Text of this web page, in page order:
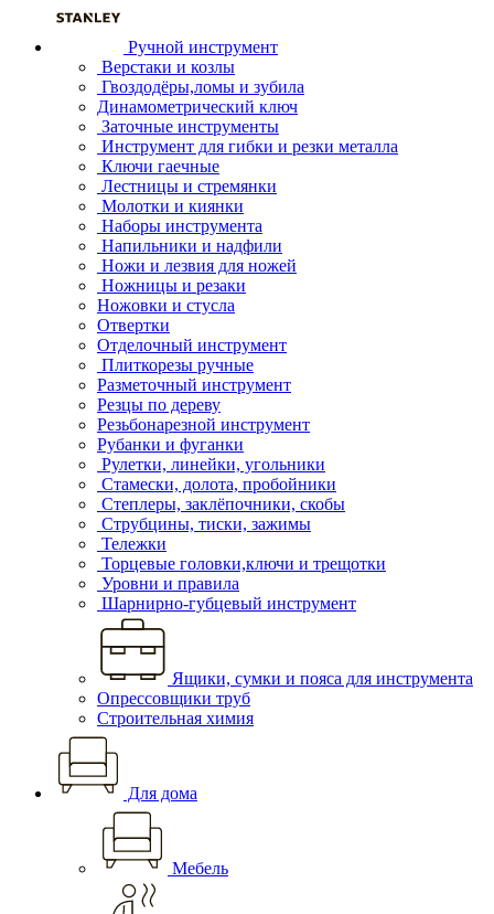
Ручной инструмент
Верстаки и козлы
Гвоздодёры,ломы и зубила
Динамометрический ключ
Заточные инструменты
Инструмент для гибки и резки металла
Ключи гаечные
Лестницы и стремянки
Молотки и киянки
Наборы инструмента
Напильники и надфили
Ножи и лезвия для ножей
Ножницы и резаки
Ножовки и стусла
Отвертки
Отделочный инструмент
Плиткорезы ручные
Разметочный инструмент
Резцы по дереву
Резьбонарезной инструмент
Рубанки и фуганки
Рулетки, линейки, угольники
Стамески, долота, пробойники
Степлеры, заклёпочники, скобы
Струбцины, тиски, зажимы
Тележки
Торцевые головки,ключи и трещотки
Уровни и правила
Шарнирно-губцевый инструмент
Ящики, сумки и пояса для инструмента
Опрессовщики труб
Строительная химия
Для дома
Мебель